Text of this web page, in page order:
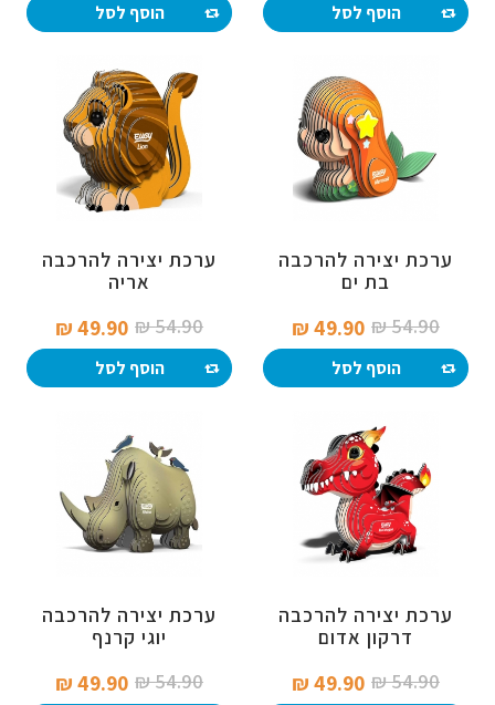
הוסף לסל הוסף לסל
ערכת יצירה להרכבה
בת ים
54.90 ₪‎
49.90 ₪‎
הוסף לסל
ערכת יצירה להרכבה
אריה
54.90 ₪‎
49.90 ₪‎
הוסף לסל
ערכת יצירה להרכבה
דרקון אדום
54.90 ₪‎
49.90 ₪‎
ערכת יצירה להרכבה
יוגי קרנף
54.90 ₪‎
49.90 ₪‎